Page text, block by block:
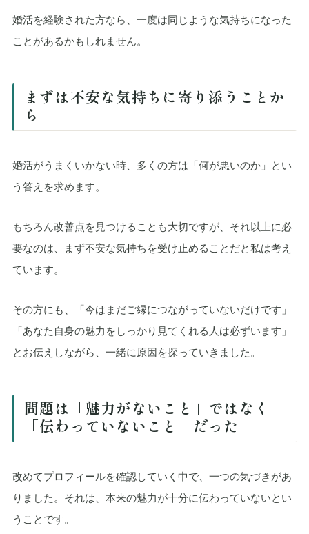
婚活を経験された方なら、一度は同じような気持ちになった
ことがあるかもしれません。
まずは不安な気持ちに寄り添うことか
ら
婚活がうまくいかない時、多くの方は「何が悪いのか」とい
う答えを求めます。
もちろん改善点を見つけることも大切ですが、それ以上に必
要なのは、まず不安な気持ちを受け止めることだと私は考え
ています。
その方にも、「今はまだご縁につながっていないだけです」
「あなた自身の魅力をしっかり見てくれる人は必ずいます」
とお伝えしながら、一緒に原因を探っていきました。
問題は「魅力がないこと」ではなく
「伝わっていないこと」だった
改めてプロフィールを確認していく中で、一つの気づきがあ
りました。それは、本来の魅力が十分に伝わっていないとい
うことです。